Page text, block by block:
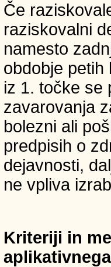
Če
raziskovalni
namesto
obdobje
iz 1. točke se
zavarovanja
bolezni ali
predpisih o
dejavnosti,
ne vpliva
Kriteriji in